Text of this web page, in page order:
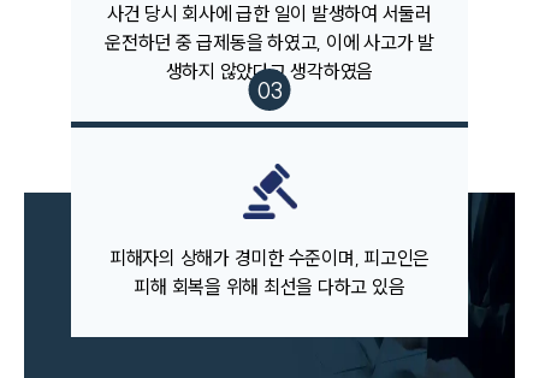
주요 업무사례
사례분석/최신동향
법률정보
법률지식인
고객후기
업무분야
음주교통사고대응부 업무
전체
사건 당시 회사에 급한 일이 발생하여 서둘러
운전하던 중 급제동을 하였고, 이에 사고가 발
생하지 않았다고 생각하였음
피해자의 상해가 경미한 수준이며, 피고인은
피해 회복을 위해 최선을 다하고 있음